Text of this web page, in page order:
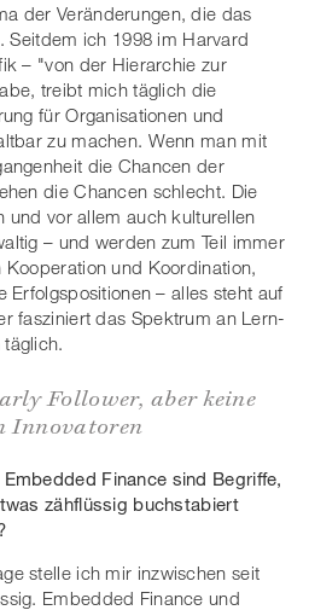
der Veränderungen, die das
Seitdem ich 1998 im Harvard
– "von der Hierarchie zur
treibt mich täglich die
für Organisationen und
zu machen. Wenn man mit
die Chancen der
die Chancen schlecht. Die
und vor allem auch kulturellen
– und werden zum Teil immer
und Koordination,
Erfolgspositionen – alles steht auf
fasziniert das Spektrum an Lern-
Follower, aber keine
Innovatoren
Finance sind Begriffe,
zähflüssig buchstabiert
stelle ich mir inzwischen seit
Embedded Finance und